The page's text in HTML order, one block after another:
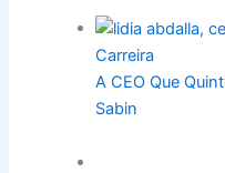
Carreira
A CEO Que
Sabin